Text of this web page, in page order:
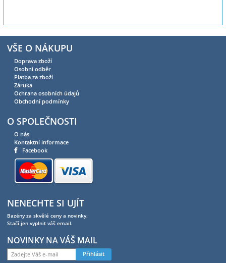
VŠE O NÁKUPU
Doprava zboží
Osobní odběr
Platba za zboží
Záruka
Ochrana osobních údajů
Obchodní podmínky
O SPOLEČNOSTI
O nás
Kontaktní informace
Facebook
NENECHTE SI UJÍT
Bazény za skvělé ceny a novinky.
Stačí jen vyplnit váš email.
NOVINKY NA VÁŠ MAIL
Přihlásit